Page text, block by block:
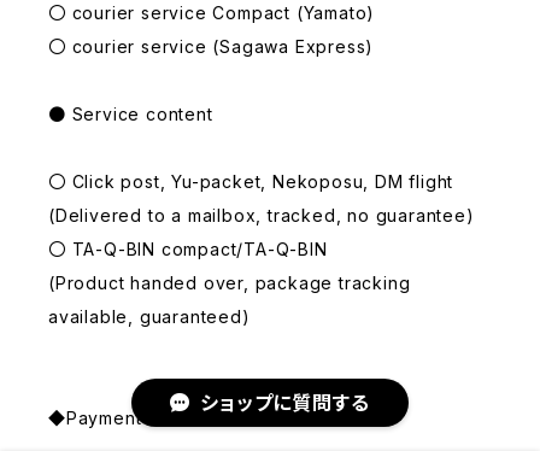
ショップに質問する
〇 courier service Compact (Yamato)
〇 courier service (Sagawa Express)
● Service content
〇 Click post, Yu-packet, Nekoposu, DM flight
(Delivered to a mailbox, tracked, no guarantee)
〇 TA-Q-BIN compact/TA-Q-BIN
(Product handed over, package tracking
available, guaranteed)
◆Payment method